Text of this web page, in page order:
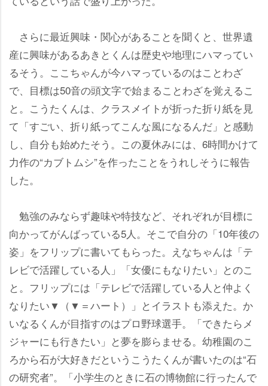
さらに最近興味・関心があることを聞くと、世界
産に興味があるあきとくんは歴史や地理にハマってい
るそう。ここちゃんが今ハマっているのはことわざ
で、目標は50音の頭文字で始まることわざを覚えるこ
と。こうたくんは、クラスメイトが折った折り紙を見
て「すごい、折り紙ってこんな風になるんだ」と感動
し、自分も始めたそう。この夏休みには、6時間かけて
力作の“カブトムシ”を作ったことをうれしそうに報告
した。
勉強のみならず趣味や特技など、それぞれが目標に
向かってがんばっている5人。そこで自分の「10年後の
姿」をフリップに書いてもらった。えなちゃんは「テ
レビで活躍している人」「女優にもなりたい」とのこ
と。フリップには「テレビで活躍している人と仲よく
なりたい▼（▼＝ハート）」とイラストも添えた。か
いなるくんが目指すのはプロ野球選手。「できたらメ
ジャーにも行きたい」と夢を膨らませる。幼稚園のこ
ろから石が大好きだというこうたくんが書いたのは“石
の研究者”。「小学生のときに石の博物館に行ったんで